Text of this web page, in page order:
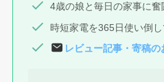
4歳の娘と毎日の家事に奮
時短家電を365日使い倒し
レビュー記事 ・寄稿の